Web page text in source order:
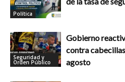
Política
Seguridad y
Orden Público
Gobierno
contra
agosto